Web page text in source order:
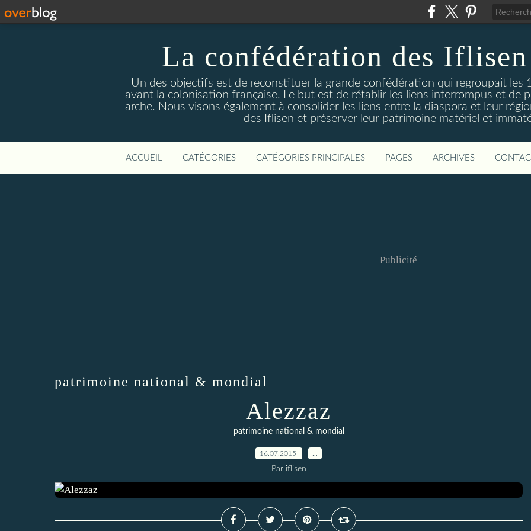
La confédération des
Un des objectifs est de reconstituer la grande confédération qui regroupait les
avant la colonisation française. Le but est de rétablir les liens interrompus et de
arche. Nous visons également à consolider les liens entre la diaspora et leur
des Iflisen et préserver leur patrimoine matériel et
ACCUEIL CATÉGORIES CATÉGORIES PRINCIPALES PAGES ARCHIVES
Publicité
patrimoine national & mondial
Alezzaz
patrimoine national & mondial
16.07.2015
Par iflisen